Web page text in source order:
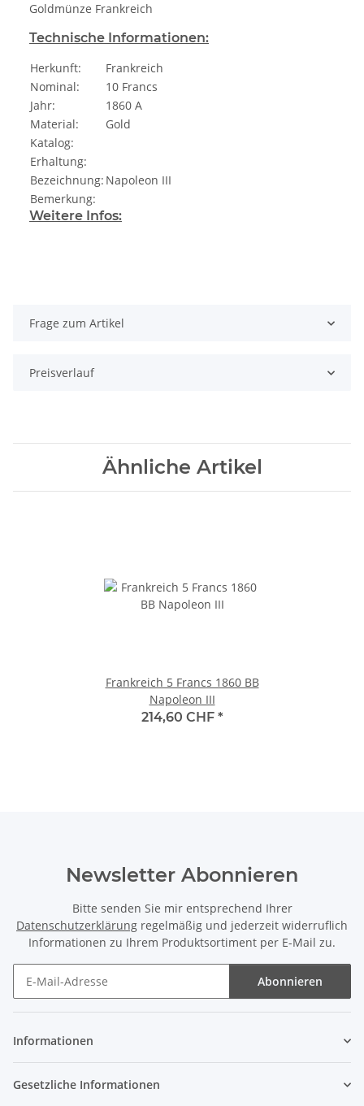
Goldmünze Frankreich
Technische Informationen:
Herkunft:
Frankreich
Nominal:
10 Francs
Jahr:
1860 A
Material:
Gold
Katalog:
Erhaltung:
Bezeichnung: Napoleon III
Bemerkung:
Weitere Infos:
Frage zum Artikel
Preisverlauf
Ähnliche Artikel
Frankreich 5 Francs 1860 BB
Napoleon III
214,60 CHF *
Newsletter Abonnieren
Bitte senden Sie mir entsprechend Ihrer
Datenschutzerklärung regelmäßig und jederzeit widerruflich
Informationen zu Ihrem Produktsortiment per E-Mail zu.
Abonnieren
Informationen
Gesetzliche Informationen